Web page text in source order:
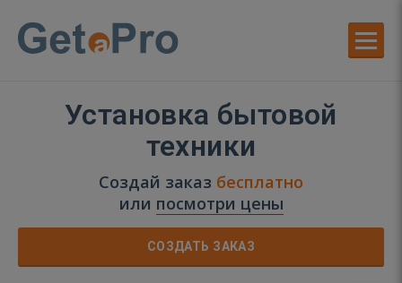
Установка бытовой
техники
Создай заказ бесплатно
или посмотри цены
СОЗДАТЬ ЗАКАЗ